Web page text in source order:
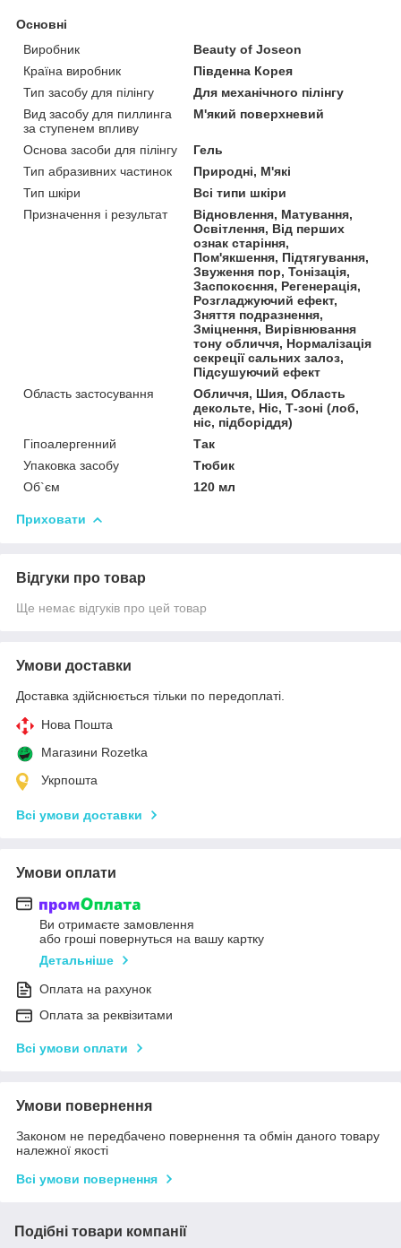
Основні
Виробник
Beauty of Joseon
Країна виробник
Південна Корея
Тип засобу для пілінгу
Для механічного пілінгу
Вид засобу для пиллинга
за ступенем впливу
М'який поверхневий
Основа засоби для пілінгу
Гель
Тип абразивних частинок
Природні, М'які
Тип шкіри
Всі типи шкіри
Призначення і результат
Відновлення, Матування,
Освітлення, Від перших
ознак старіння,
Пом'якшення, Підтягування,
Звуження пор, Тонізація,
Заспокоєння, Регенерація,
Розгладжуючий ефект,
Зняття подразнення,
Зміцнення, Вирівнювання
тону обличчя, Нормалізація
секреції сальних залоз,
Підсушуючий ефект
Область застосування
Обличчя, Шия, Область
декольте, Ніс, Т-зоні (лоб,
ніс, підборіддя)
Гіпоалергенний
Так
Упаковка засобу
Тюбик
Об`єм
120 мл
Приховати
Відгуки про товар
Ще немає відгуків про цей товар
Умови доставки
Доставка здійснюється тільки по передоплаті.
Нова Пошта
Магазини Rozetka
Укрпошта
Всі умови доставки
Умови оплати
Ви отримаєте замовлення
або гроші повернуться на вашу картку
Детальніше
Оплата на рахунок
Оплата за реквізитами
Всі умови оплати
Умови повернення
Законом не передбачено повернення та обмін даного товару
належної якості
Всі умови повернення
Подібні товари компанії